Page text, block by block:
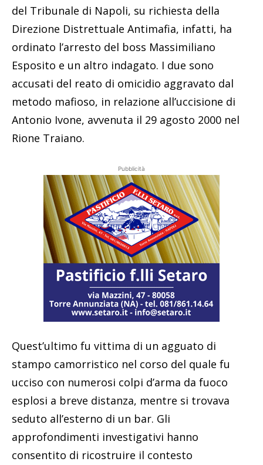
del Tribunale di Napoli, su richiesta della
Direzione Distrettuale Antimafia, infatti, ha
ordinato l’arresto del boss Massimiliano
Esposito e un altro indagato. I due sono
accusati del reato di omicidio aggravato dal
metodo mafioso, in relazione all’uccisione di
Antonio Ivone, avvenuta il 29 agosto 2000 nel
Rione Traiano.
Pubblicità
Quest’ultimo fu vittima di un agguato di
stampo camorristico nel corso del quale fu
ucciso con numerosi colpi d’arma da fuoco
esplosi a breve distanza, mentre si trovava
seduto all’esterno di un bar. Gli
approfondimenti investigativi hanno
consentito di ricostruire il contesto